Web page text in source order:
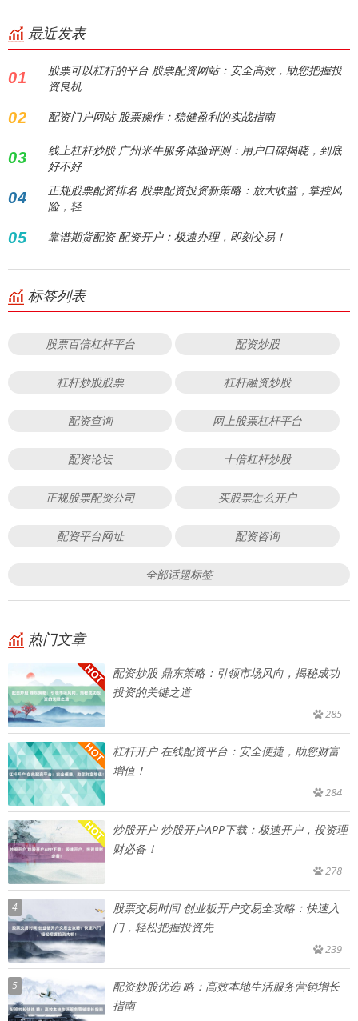
最近发表
01
股票可以杠杆的平台 股票配资网站：安全高效，助您把握投
资良机
02 配资门户网站 股票操作：稳健盈利的实战指南
03
线上杠杆炒股 广州米牛服务体验评测：用户口碑揭晓，到底
好不好
04
正规股票配资排名 股票配资投资新策略：放大收益，掌控风
险，轻
05 靠谱期货配资 配资开户：极速办理，即刻交易！
标签列表
股票百倍杠杆平台 配资炒股
杠杆炒股股票 杠杆融资炒股
配资查询 网上股票杠杆平台
配资论坛 十倍杠杆炒股
正规股票配资公司 买股票怎么开户
配资平台网址 配资咨询
全部话题标签
热门文章
配资炒股 鼎东策略：引领市场风向，揭秘成功
投资的关键之道
285
杠杆开户 在线配资平台：安全便捷，助您财富
增值！
284
炒股开户 炒股开户APP下载：极速开户，投资理
财必备！
278
4
股票交易时间 创业板开户交易全攻略：快速入
门，轻松把握投资先
239
5
配资炒股优选 略：高效本地生活服务营销增长
指南